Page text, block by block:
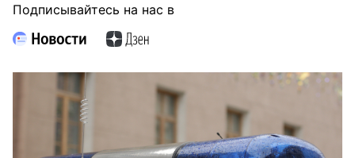
Подписывайтесь на нас в